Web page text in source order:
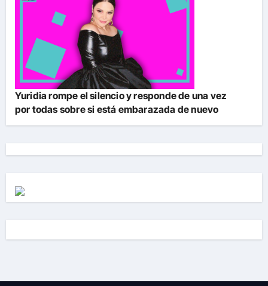
Yuridia rompe el silencio y responde de una vez
por todas sobre si está embarazada de nuevo